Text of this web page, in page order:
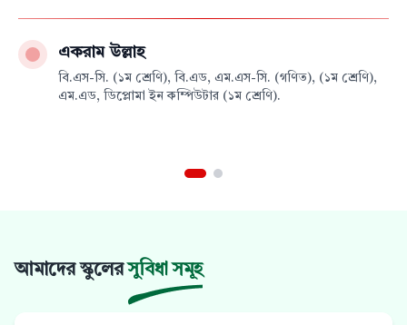
একরাম উল্লাহ
বি.এস-সি. (১ম শ্রেণি), বি.এড, এম.এস-সি. (গণিত), (১ম শ্রেণি),
এম.এড, ডিপ্লোমা ইন কম্পিউটার (১ম শ্রেণি).
আমাদের স্কুলেরসুবিধা সমূহ